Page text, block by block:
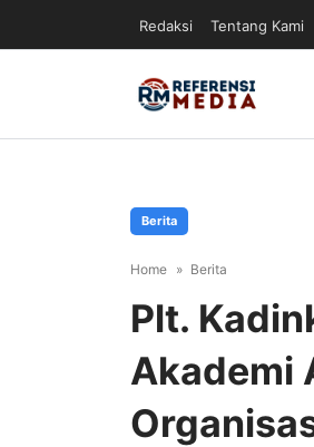
Redaksi Tentang Kami
Berita
Home Berita
Plt.
Akademi